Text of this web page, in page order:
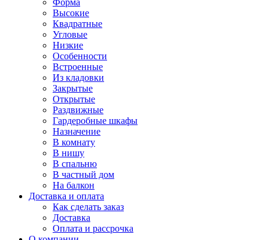
Форма
Высокие
Квадратные
Угловые
Низкие
Особенности
Встроенные
Из кладовки
Закрытые
Открытые
Раздвижные
Гардеробные шкафы
Назначение
В комнату
В нишу
В спальню
В частный дом
На балкон
Доставка и оплата
Как сделать заказ
Доставка
Оплата и рассрочка